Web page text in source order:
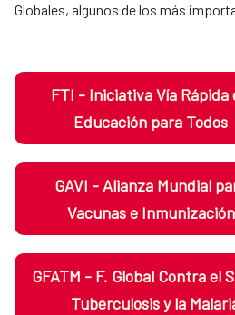
Globales, algunos de los más
FTI - Iniciativa Vía Rápida
Educación para Todos
GAVI - Alianza Mundial
Vacunas e Inmunización
GFATM - F. Global Contra el
Tuberculosis y la